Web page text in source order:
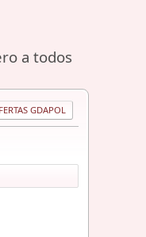
a todos
GDAPOL